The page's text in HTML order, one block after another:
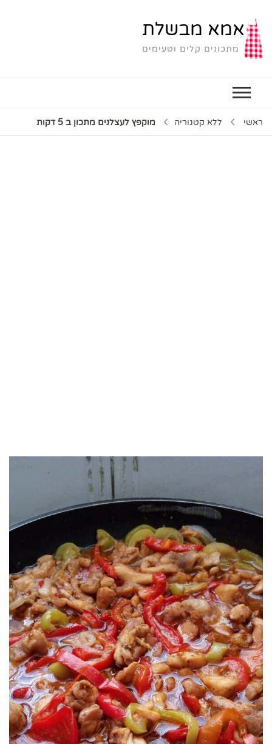
אמא מבשלת
מתכונים קלים וטעימים
ראשי ללא קטגוריה מוקפץ לעצלנים מתכון ב 5 דקות